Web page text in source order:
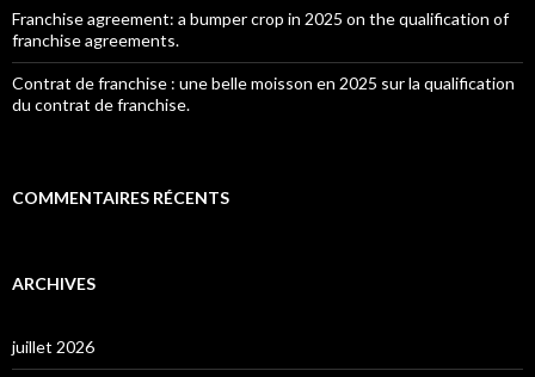
Franchise agreement: a bumper crop in 2025 on the qualification of
franchise agreements.
Contrat de franchise : une belle moisson en 2025 sur la qualification
du contrat de franchise.
COMMENTAIRES RÉCENTS
ARCHIVES
juillet 2026